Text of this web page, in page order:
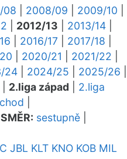
08 2008/09 2009/10
2012/13 2013/14
2016/17 2017/18
2020/21 2021/22
24 2024/25 2025/26
2.liga západ
2.liga
SMĚR: sestupně
JBL KLT KNO KOB MIL